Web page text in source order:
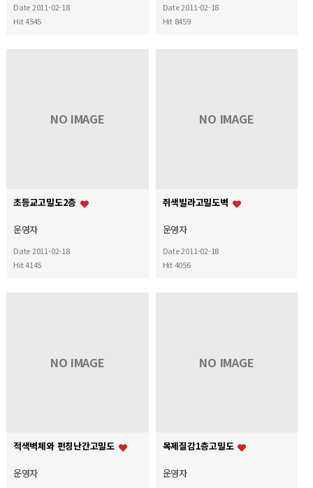
Date 2011-02-18
Hit 4545
Date 2011-02-18
Hit 8459
NO IMAGE
초등교고밀도2층
운영자
Date 2011-02-18
Hit 4145
NO IMAGE
쥐색빌라고밀도벽
운영자
Date 2011-02-18
Hit 4056
NO IMAGE
적색벽체와 펀칭난간고밀도
운영자
NO IMAGE
목제질감1층고밀도
운영자